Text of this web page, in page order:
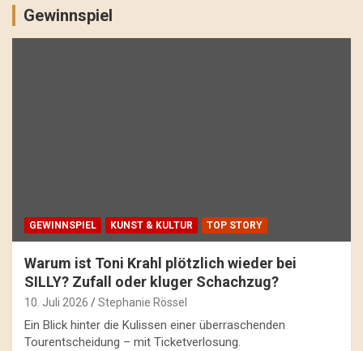
Gewinnspiel
GEWINNSPIEL KUNST & KULTUR TOP STORY
Warum ist Toni Krahl plötzlich wieder bei
SILLY? Zufall oder kluger Schachzug?
10. Juli 2026 Stephanie Rössel
Ein Blick hinter die Kulissen einer überraschenden
Tourentscheidung – mit Ticketverlosung.